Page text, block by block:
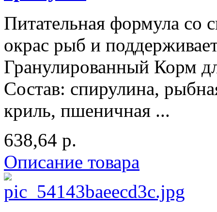
Питательная формула со
окрас рыб и
Гранулированный Корм
Состав: спирулина,
криль, пшеничная ...
638,64 р.
Описание товара